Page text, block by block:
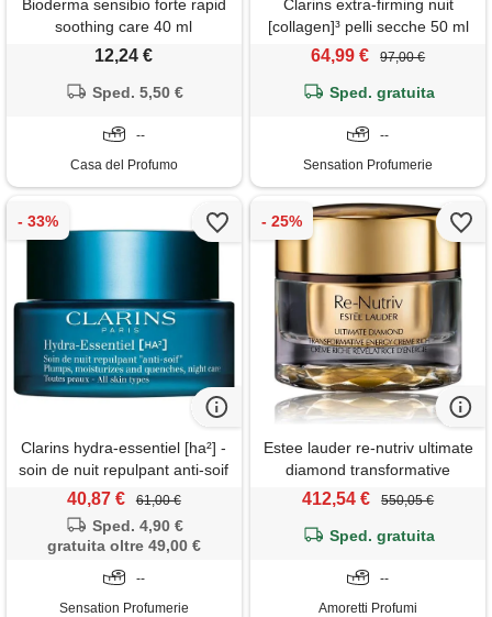
Bioderma sensibio forte rapid
soothing care 40 ml
12,24 €
Sped. 5,50 €
--
Casa del Profumo
Clarins extra-firming nuit
[collagen]³ pelli secche 50 ml
64,99 € 97,00 €
Sped. gratuita
--
Sensation Profumerie
Clarins hydra-essentiel [ha²] -
soin de nuit repulpant anti-soif
50 ml
40,87 € 61,00 €
Sped. 4,90 €
gratuita oltre 49,00 €
--
Sensation Profumerie
Estee lauder re-nutriv ultimate
diamond transformative
energy moisturizer creme rich
idratante con tartufo black
412,54 € 550,05 €
Sped. gratuita
--
Amoretti Profumi